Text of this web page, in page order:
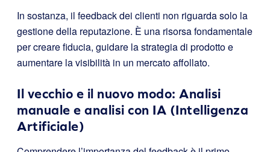
In sostanza, il feedback dei clienti non riguarda solo la
gestione della reputazione. È una risorsa fondamentale
per creare fiducia, guidare la strategia di prodotto e
aumentare la visibilità in un mercato affollato.
Il vecchio e il nuovo modo: Analisi
manuale e analisi con IA (Intelligenza
Artificiale)